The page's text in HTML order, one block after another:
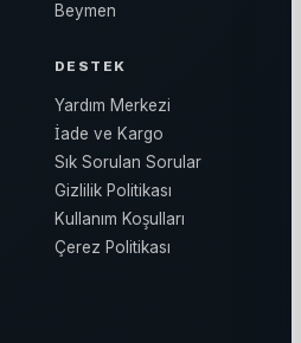
Beymen
DESTEK
Yardım Merkezi
İade ve Kargo
Sık Sorulan Sorular
Gizlilik Politikası
Kullanım Koşulları
Çerez Politikası